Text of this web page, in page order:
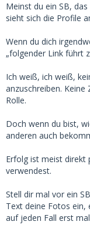
Meinst du ein SB,
sieht sich die Profile
Wenn du dich
„folgender Link führt
Ich weiß, ich weiß,
anzuschreiben.
Rolle.
Doch wenn du bist,
anderen auch
Erfolg ist meist
verwendest.
Stell dir mal vor ein
Text deine Fotos ein,
auf jeden Fall erst